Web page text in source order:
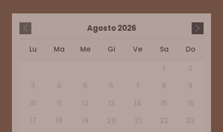
Agosto 2026
Lu Ma Me Gi Ve Sa
Do
1
2
3
4 5 6 7 8
9
10
11 12 13 14 15
16
17
18 19 20 21 22
23